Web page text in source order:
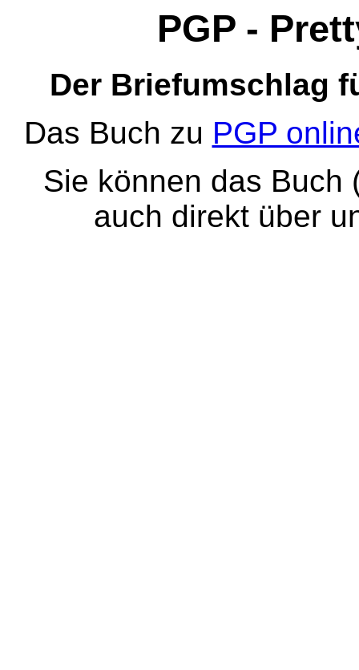
PGP -
Der Briefumschlag
Das Buch zu PGP
Sie können das Buch
auch direkt über